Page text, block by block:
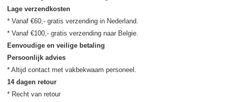
Lage verzendkosten
* Vanaf €60,- gratis verzending in Nederland.
Eenvoudige en veilige betaling
Persoonlijk advies
14 dagen retour